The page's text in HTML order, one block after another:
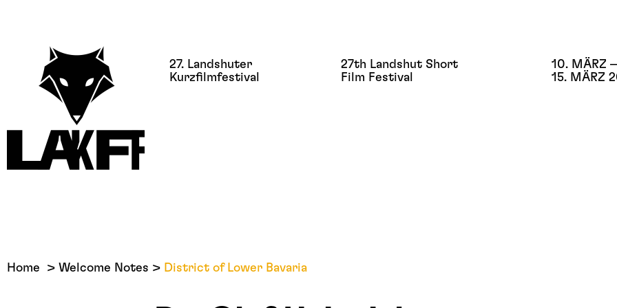
27. Landshuter
Kurzfilmfestival
27th Landshut Short
Film Festival
10. MÄRZ
15. MÄRZ
Home Welcome Notes District of Lower Bavaria